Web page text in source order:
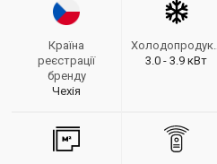
Країна
реєстрації
бренду
Чехія
3.0 - 3.9 кВт